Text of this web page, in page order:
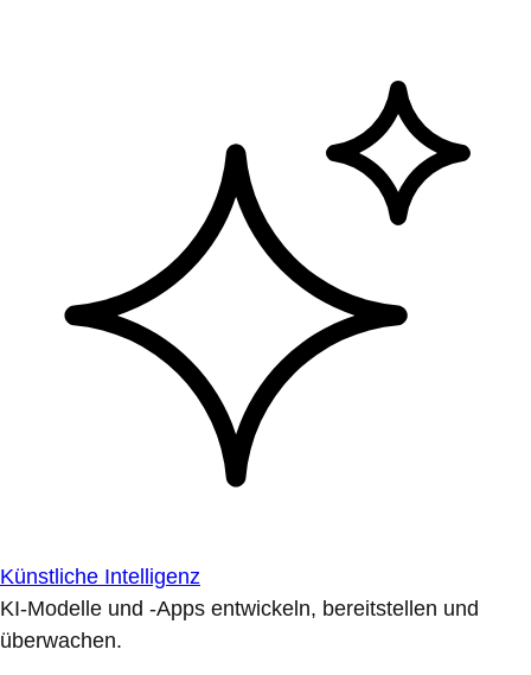
Künstliche Intelligenz
KI-Modelle und -Apps entwickeln, bereitstellen und
überwachen.